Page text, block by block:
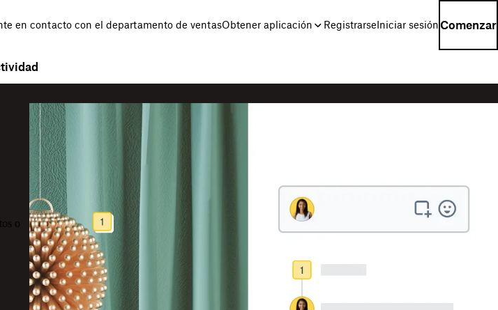
en contacto con el departamento de ventasObtener aplicación RegistrarseIniciar sesión Comenzar
o